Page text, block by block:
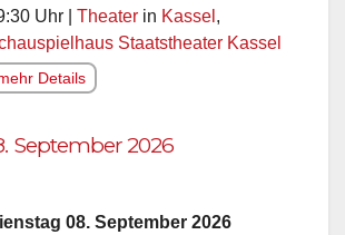
Uhr | Theater in Kassel ,
Staatstheater Kassel
Details
September 2026
08. September 2026